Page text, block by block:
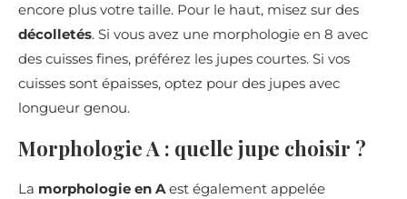
encore plus votre taille. Pour le haut, misez sur des
décolletés. Si vous avez une morphologie en 8 avec
des cuisses fines, préférez les jupes courtes. Si vos
cuisses sont épaisses, optez pour des jupes avec
longueur genou.
Morphologie A : quelle jupe choisir ?
La morphologie en Aest également appelée